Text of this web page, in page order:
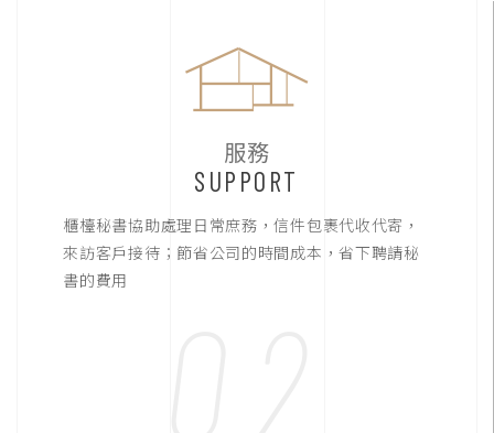
服務
SUPPORT
櫃檯秘書協助處理日常庶務，信件包裹代收代寄，
來訪客戶接待；節省公司的時間成本，省下聘請秘
書的費用